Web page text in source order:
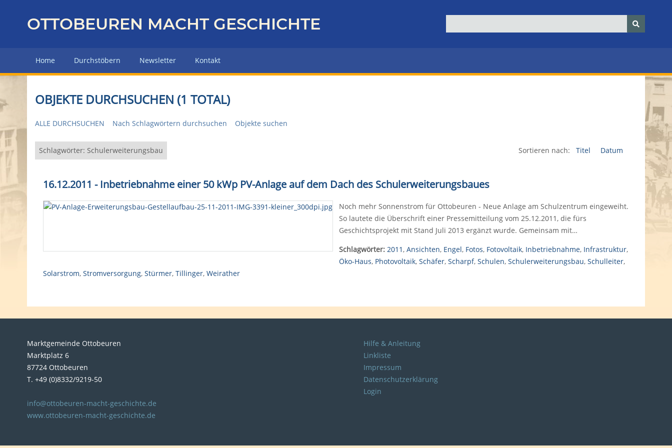
z
r
H
u
p
e
OTTOBEUREN MACHT GESCHICHTE
Home Durchstöbern Newsletter Kontakt
OBJEKTE DURCHSUCHEN (1 TOTAL)
ALLE DURCHSUCHEN Nach Schlagwörtern durchsuchen Objekte suchen
Schlagwörter: Schulerweiterungsbau Sortieren nach: Titel Datum
16.12.2011 - Inbetriebnahme einer 50 kWp PV-Anlage auf dem Dach des Schulerweiterungsbaues
Noch mehr Sonnenstrom für Ottobeuren - Neue Anlage am Schulzentrum eingeweiht.
So lautete die Überschrift einer Pressemitteilung vom 25.12.2011, die fürs
Geschichtsprojekt mit Stand Juli 2013 ergänzt wurde. Gemeinsam mit…
Schlagwörter: 2011, Ansichten, Engel, Fotos, Fotovoltaik, Inbetriebnahme, Infrastruktur,
Öko-Haus, Photovoltaik, Schäfer, Scharpf, Schulen, Schulerweiterungsbau, Schulleiter,
Solarstrom, Stromversorgung, Stürmer, Tillinger, Weirather
Marktgemeinde Ottobeuren
Marktplatz 6
87724 Ottobeuren
T. +49 (0)8332/9219-50
info@ottobeuren-macht-geschichte.de
www.ottobeuren-macht-geschichte.de
Hilfe & Anleitung
Linkliste
Impressum
Datenschutzerklärung
Login